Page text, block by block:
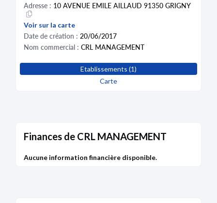
Adresse : 10 AVENUE EMILE AILLAUD 91350 GRIGNY
Voir sur la carte
Date de création : 20/06/2017
Nom commercial : CRL MANAGEMENT
Etablissements (1)
Carte
Finances de CRL MANAGEMENT
Aucune information financière disponible.